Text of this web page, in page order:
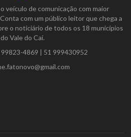
veículo de comunicação com maior
com um público leitor que chega a
o noticiário de todos os 18 municípios
do Vale do Caí.
99823-4869 | 51 999430952